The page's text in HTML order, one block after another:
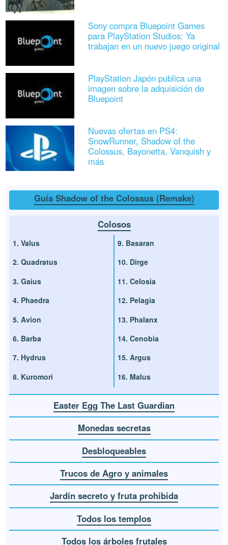
Sony compra Bluepoint Games
para PlayStation Studios: Ya
trabajan en un nuevo juego original
PlayStation Japón publica una
imagen sobre la adquisición de
Bluepoint
Nuevas ofertas en PS4:
SnowRunner, Shadow of the
Colossus, Bayonetta, Vanquish y
más
Guía Shadow of the Colossus (Remake)
Colosos
1. Valus
2. Quadratus
3. Gaius
4. Phaedra
5. Avion
6. Barba
7. Hydrus
8. Kuromori
9. Basaran
10. Dirge
11. Celosia
12. Pelagia
13. Phalanx
14. Cenobia
15. Argus
16. Malus
Easter Egg The Last Guardian
Monedas secretas
Desbloqueables
Trucos de Agro y animales
Jardín secreto y fruta prohibida
Todos los templos
Todos los árboles frutales